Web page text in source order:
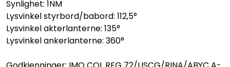
Synlighet: 1NM
Lysvinkel styrbord/babord: 112,5°
Lysvinkel akterlanterne: 135°
Lysvinkel ankerlanterne: 360°